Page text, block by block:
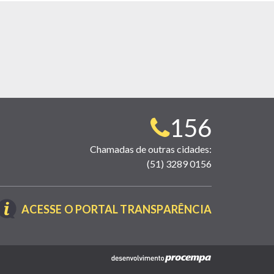
Telefone
para
contato:
156
Chamadas de outras cidades:
(51) 3289 0156
ACESSE O PORTAL TRANSPARÊNCIA(LINK
NOVA